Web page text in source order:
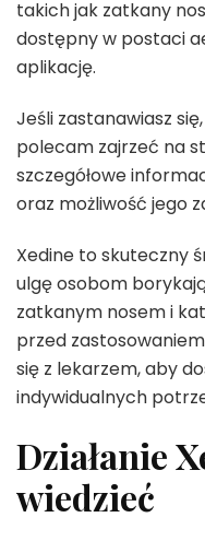
takich jak zatkany
dostępny w postaci
aplikację.
Jeśli zastanawiasz
polecam zajrzeć na
szczegółowe
oraz możliwość jego
Xedine to skuteczny
ulgę osobom
zatkanym nosem i
przed
się z lekarzem, aby
indywidualnych
Działanie
wiedzieć